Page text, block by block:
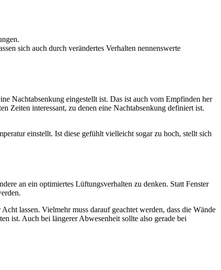
sich auch durch verändertes Verhalten nennenswerte
Nachtabsenkung eingestellt ist. Das ist auch vom Empfinden her
Zeiten interessant, zu denen eine Nachtabsenkung definiert ist.
einstellt. Ist diese gefühlt vielleicht sogar zu hoch, stellt sich
an ein optimiertes Lüftungsverhalten zu denken. Statt Fenster
lassen. Vielmehr muss darauf geachtet werden, dass die Wände
ist. Auch bei längerer Abwesenheit sollte also gerade bei